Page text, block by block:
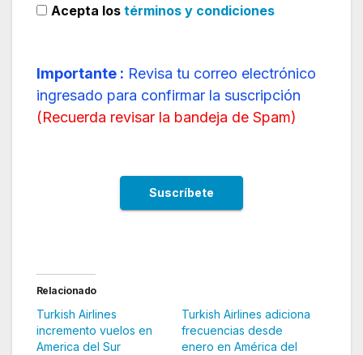
Acepta los términos y condiciones
Importante : Revisa tu correo electrónico
ingresado para confirmar la suscripción
(Recuerda revisar la bandeja de Spam)
Relacionado
Turkish Airlines
incremento vuelos en
America del Sur
Turkish Airlines adiciona
frecuencias desde
enero en América del